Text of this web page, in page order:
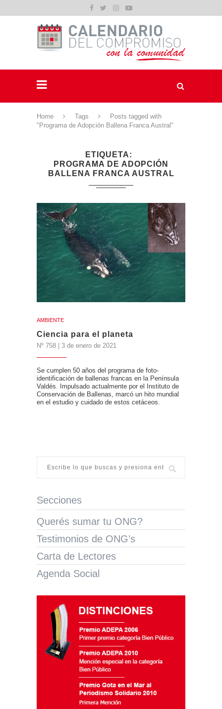
Home Tags
Posts tagged with
"Programa de Adopción Ballena Franca Austral"
ETIQUETA
PROGRAMA DE ADOPCIÓN
BALLENA FRANCA AUSTRAL
AMBIENTE
Ciencia para el planeta
Nº 758 | 3 de enero de 2021
Se cumplen 50 años del programa de foto-
identificación de ballenas francas en la Península
Valdés. Impulsado actualmente por el Instituto de
Conservación de Ballenas, marcó un hito mundial
en el estudio y cuidado de estos cetáceos.
Secciones
Querés sumar tu ONG?
Testimonios de ONG’s
Carta de Lectores
Agenda Social